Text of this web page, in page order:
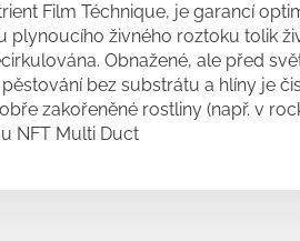
Film Téchnique, je garancí
živného roztoku tolik
Obnažené, ale před
bez substrátu a hlíny je
zakořeněné rostliny (např. v
NFT Multi Duct